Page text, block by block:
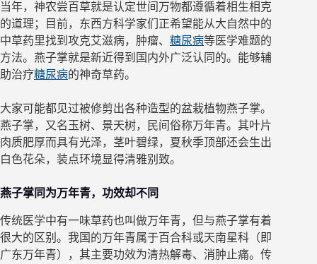
当年，神农尝百草就是认定世间万物都遵循着相生相克
的道理；目前，东西方科学家们正希望能从大自然中的
中草药里找到攻克艾滋病，肿瘤、 糖尿病等医学难题的
方法。燕子掌就是新近得到国内外广泛认同的。能够辅
助治疗糖尿病的神奇草药。
大家可能都见过被修剪出各种造型的盆栽植物燕子掌。
燕子掌，又名玉树、景天树，民间俗称万年青。其叶片
肉质肥厚而具有光泽，茎叶碧绿，夏秋季顶部还会生出
白色花朵，装点环境显得清雅别致。
燕子掌同为万年青，功效却不同
传统医学中有一味草药也叫做万年青，但与燕子掌有着
很大的区别。我国的万年青属于百合科或天南星科（即
广东万年青），其主要功效为清热解毒、消肿止痛。传